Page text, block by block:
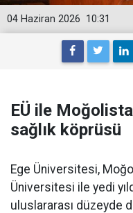
10:31
04 Haziran 2026
EÜ ile
sağlık köprüsü
Ege Üniversitesi,
Üniversitesi ile yedi
uluslararası düzeyde